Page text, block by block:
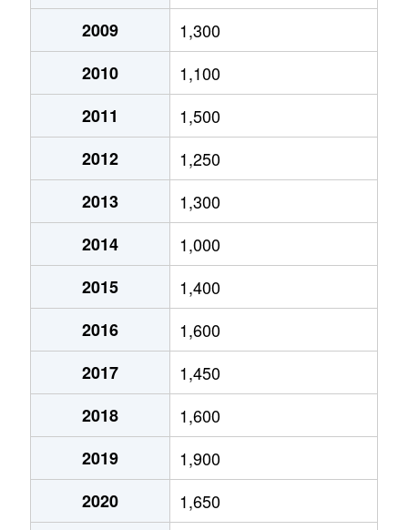
2009
1,300
2010
1,100
2011
1,500
2012
1,250
2013
1,300
2014
1,000
2015
1,400
2016
1,600
2017
1,450
2018
1,600
2019
1,900
2020
1,650